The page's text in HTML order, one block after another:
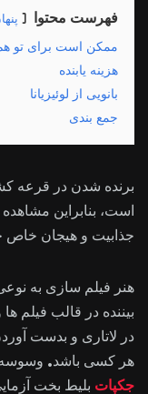
فهرست محتوا
ممکن است برای تو هم
هزینه یابنده
بانویی از لوئیزیانا
جمع بندی
برنده شدن در قرعه
است، بنابراین
جذابیت و هیجان خاص
هنر فیلم سازی به
بیننده در قالب فیلم
در لاتاری و بدست
هر کسی باشد. وسوسه
جکپات بلیط بخت